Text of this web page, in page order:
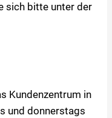
sich bitte unter der
Kundenzentrum in
und donnerstags